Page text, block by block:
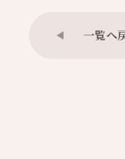
一覧へ